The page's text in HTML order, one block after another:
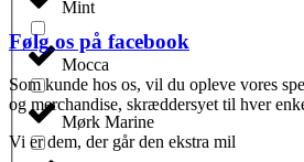
Mint
Mocca
Mørk Marine
Følg os på facebook
Som kunde hos os, vil du opleve vores
og merchandise, skræddersyet til hver
Vi er dem, der går den ekstra mil